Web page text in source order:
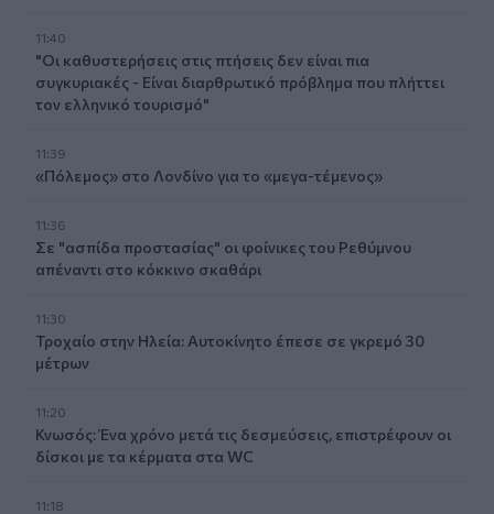
11:40
"Οι καθυστερήσεις στις πτήσεις δεν είναι πια
συγκυριακές - Είναι διαρθρωτικό πρόβλημα που πλήττει
τον ελληνικό τουρισμό"
11:39
«Πόλεμος» στο Λονδίνο για το «μεγα-τέμενος»
11:36
Σε "ασπίδα προστασίας" οι φοίνικες του Ρεθύμνου
απέναντι στο κόκκινο σκαθάρι
11:30
Τροχαίο στην Ηλεία: Αυτοκίνητο έπεσε σε γκρεμό 30
μέτρων
11:20
Κνωσός: Ένα χρόνο μετά τις δεσμεύσεις, επιστρέφουν οι
δίσκοι με τα κέρματα στα WC
11:18